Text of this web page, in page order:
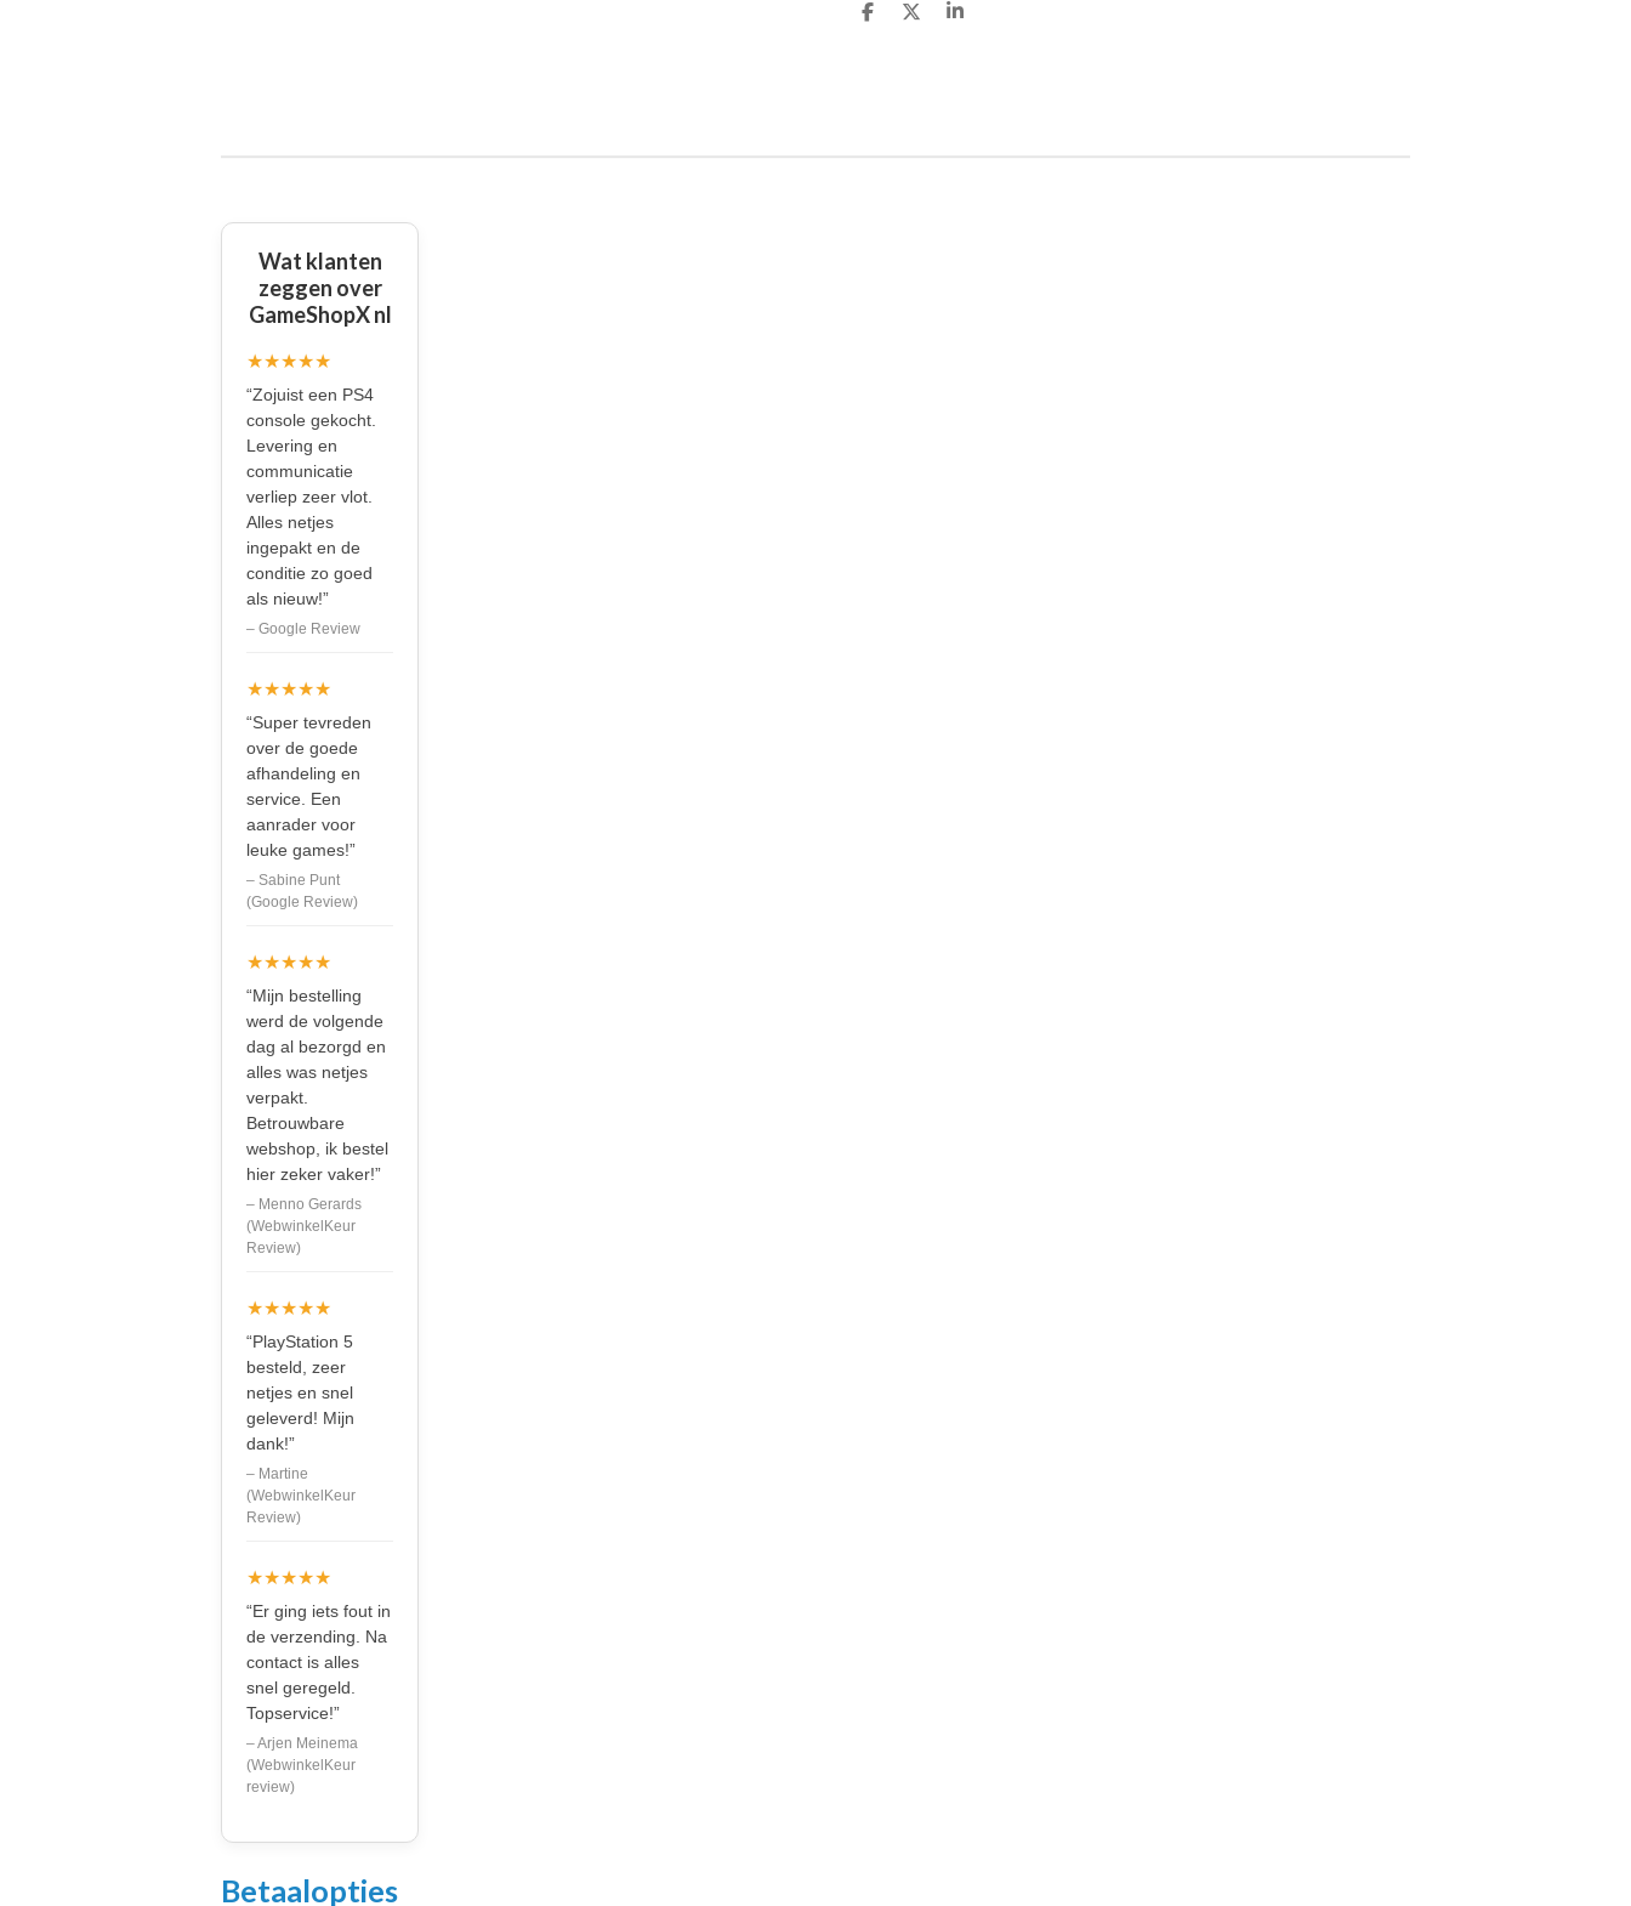
D
D
S
Wat klanten
zeggen over
GameShopX nl
★★★★★
“Zojuist een PS4
console gekocht.
Levering en
communicatie
verliep zeer vlot.
Alles netjes
ingepakt en de
conditie zo goed
als nieuw!”
– Google Review
★★★★★
“Super tevreden
over de goede
afhandeling en
service. Een
aanrader voor
leuke games!”
– Sabine Punt
(Google Review)
★★★★★
“Mijn bestelling
werd de volgende
dag al bezorgd en
alles was netjes
verpakt.
Betrouwbare
webshop, ik bestel
hier zeker vaker!”
– Menno Gerards
(WebwinkelKeur
Review)
★★★★★
“PlayStation 5
besteld, zeer
netjes en snel
geleverd! Mijn
dank!”
– Martine
(WebwinkelKeur
Review)
★★★★★
“Er ging iets fout in
de verzending. Na
contact is alles
snel geregeld.
Topservice!”
– Arjen Meinema
(WebwinkelKeur
review)
Betaalopties